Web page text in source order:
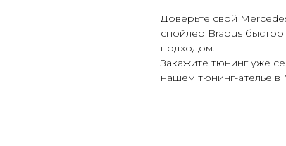
Доверьте свой
спойлер Brabus быстро
подходом.
Закажите тюнинг уже
нашем тюнинг-ателье в